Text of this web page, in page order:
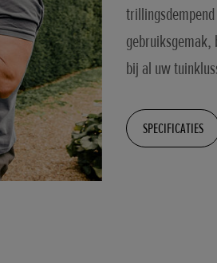
bij al uw
SPECIFICATIES